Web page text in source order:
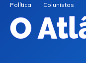
Política
Colunistas